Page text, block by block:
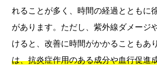
れることが多く、時間の経過とともに
があります。ただし、紫外線ダメージ
けると、改善に時間がかかることもあ
は、抗炎症作用のある成分や血行促進